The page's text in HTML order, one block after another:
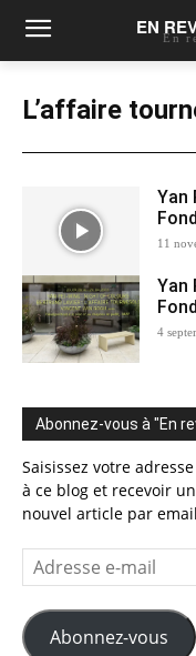
EN En
L’affaire
Yan
11
Yan
4
Abonnez-vous à "En
Saisissez votre
à ce blog et recevoir
nouvel article par
Adresse
e-
mail
Abonnez-vous